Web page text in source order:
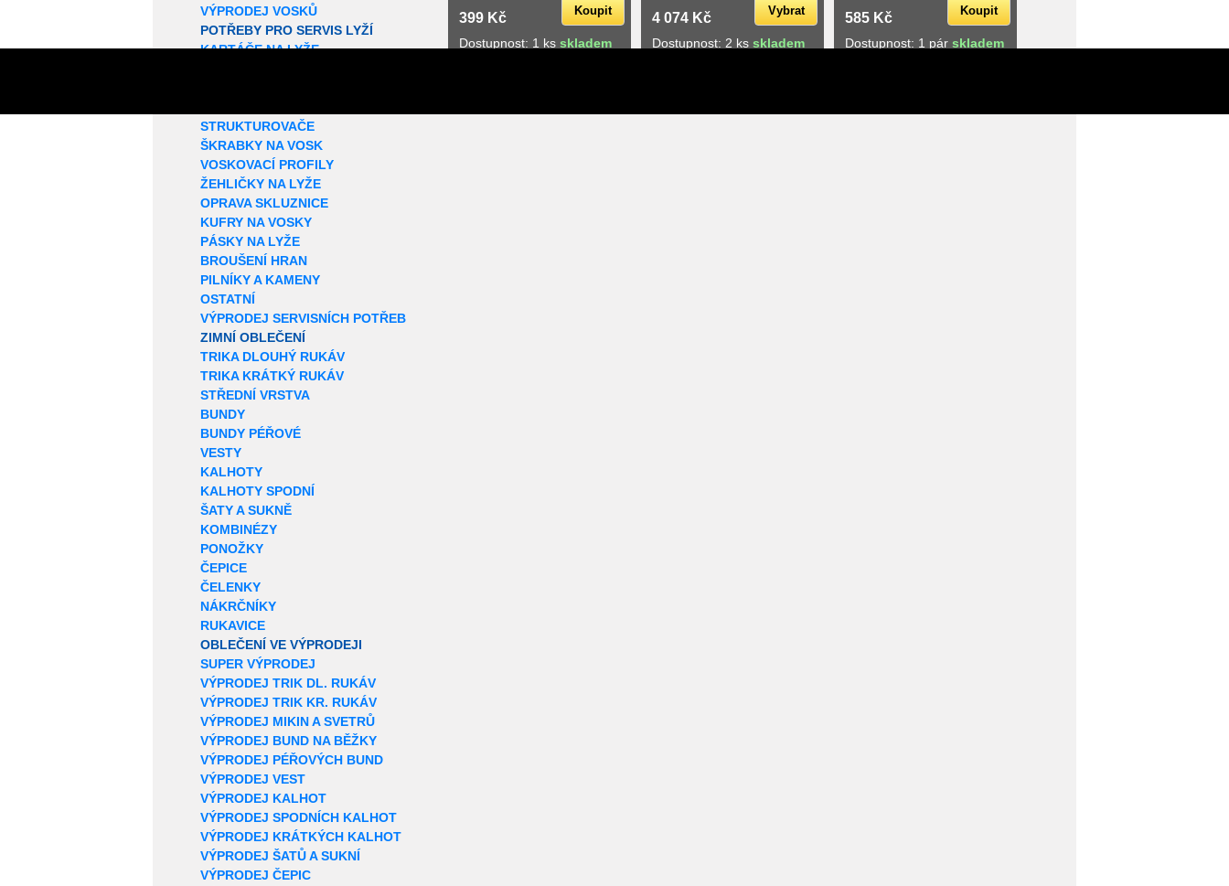
VÝPRODEJ VOSKŮ
POTŘEBY PRO SERVIS LYŽÍ
KARTÁČE NA LYŽE
STRUKTUROVAČE
ŠKRABKY NA VOSK
VOSKOVACÍ PROFILY
ŽEHLIČKY NA LYŽE
OPRAVA SKLUZNICE
KUFRY NA VOSKY
PÁSKY NA LYŽE
BROUŠENÍ HRAN
PILNÍKY A KAMENY
OSTATNÍ
VÝPRODEJ SERVISNÍCH POTŘEB
ZIMNÍ OBLEČENÍ
TRIKA DLOUHÝ RUKÁV
TRIKA KRÁTKÝ RUKÁV
STŘEDNÍ VRSTVA
BUNDY
BUNDY PÉŘOVÉ
VESTY
KALHOTY
KALHOTY SPODNÍ
ŠATY A SUKNĚ
KOMBINÉZY
PONOŽKY
ČEPICE
ČELENKY
NÁKRČNÍKY
RUKAVICE
OBLEČENÍ VE VÝPRODEJI
SUPER VÝPRODEJ
VÝPRODEJ TRIK DL. RUKÁV
VÝPRODEJ TRIK KR. RUKÁV
VÝPRODEJ MIKIN A SVETRŮ
VÝPRODEJ BUND NA BĚŽKY
VÝPRODEJ PÉŘOVÝCH BUND
VÝPRODEJ VEST
VÝPRODEJ KALHOT
VÝPRODEJ SPODNÍCH KALHOT
VÝPRODEJ KRÁTKÝCH KALHOT
VÝPRODEJ ŠATŮ A SUKNÍ
VÝPRODEJ ČEPIC
399 Kč Koupit
Dostupnost: 1 ks skladem
4 074 Kč Vybrat
Dostupnost: 2 ks skladem
585 Kč Koupit
Dostupnost: 1 pár skladem